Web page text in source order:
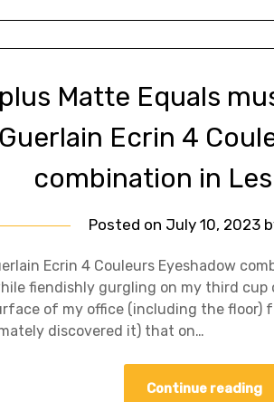
Matte Equals
Ecrin 4
combination in
Posted on July 10, 2023
Ecrin 4 Couleurs Eyeshadow
fiendishly gurgling on my third
of my office (including the floor)
discovered it) that on…
Continue reading